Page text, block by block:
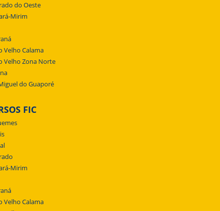
do Oeste
Mirim
Velho Calama
Velho Zona Norte
do Guaporé
FIC
Mirim
Velho Calama